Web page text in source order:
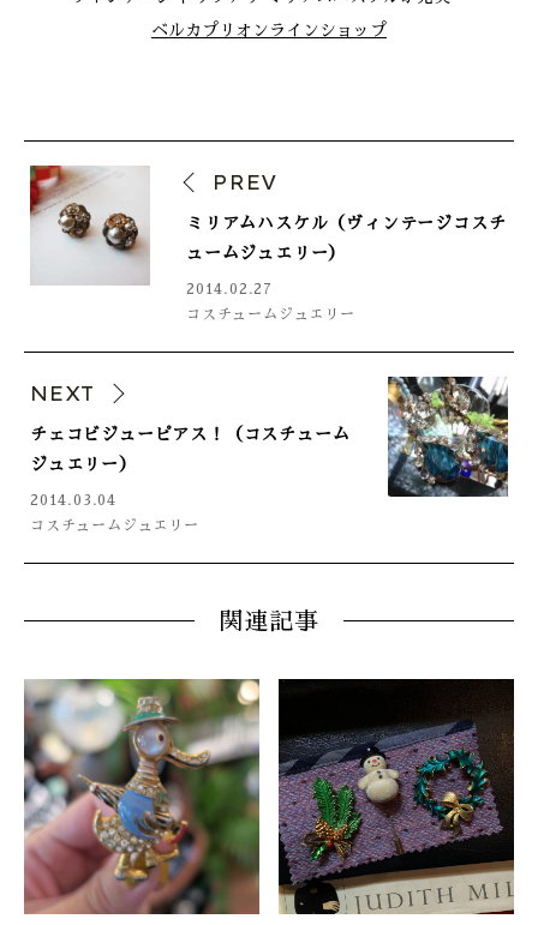
ベルカプリオンラインショップ
PREV
ミリアムハスケル（ヴィンテージコスチ
ュームジュエリー）
2014.02.27
コスチュームジュエリー
NEXT
チェコビジューピアス！（コスチューム
ジュエリー）
2014.03.04
コスチュームジュエリー
関連記事